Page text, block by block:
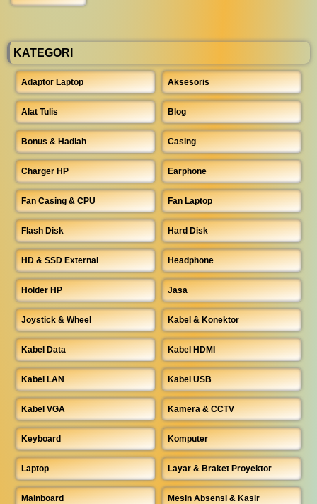
KATEGORI
Adaptor Laptop Aksesoris
Alat Tulis Blog
Bonus & Hadiah Casing
Charger HP Earphone
Fan Casing & CPU Fan Laptop
Flash Disk Hard Disk
HD & SSD External Headphone
Holder HP Jasa
Joystick & Wheel Kabel & Konektor
Kabel Data Kabel HDMI
Kabel LAN Kabel USB
Kabel VGA Kamera & CCTV
Keyboard Komputer
Laptop Layar & Braket Proyektor
Mainboard Mesin Absensi & Kasir